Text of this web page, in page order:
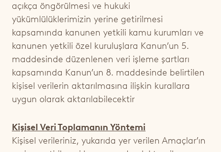
açıkça öngörülmesi ve hukuki
yükümlülüklerimizin yerine getirilmesi
kapsamında kanunen yetkili kamu kurumları ve
kanunen yetkili özel kuruluşlara Kanun’un 5.
maddesinde düzenlenen veri işleme şartları
kapsamında Kanun’un 8. maddesinde belirtilen
kişisel verilerin aktarılmasına ilişkin kurallara
uygun olarak aktarılabilecektir
Kişisel Veri Toplamanın Yöntemi
Kişisel verileriniz, yukarıda yer verilen Amaçlar’ın